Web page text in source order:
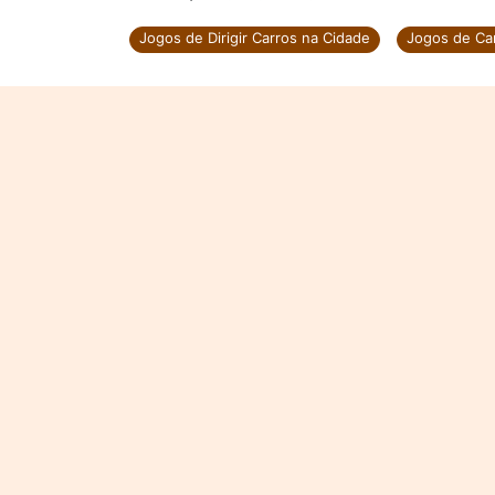
Jogos de Dirigir Carros na Cidade Jogos de